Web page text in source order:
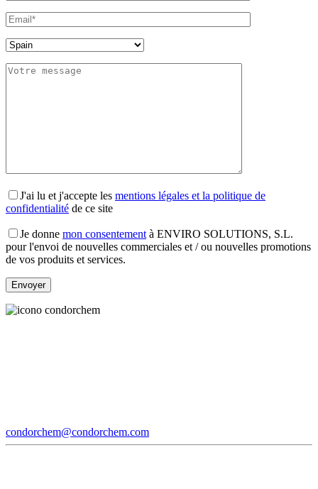
J'ai lu et j'accepte les mentions légales et la politique de
confidentialité de ce site
Je donne mon consentement à ENVIRO SOLUTIONS, S.L.
pour l'envoi de nouvelles commerciales et / ou nouvelles promotions
de vos produits et services.
condorchem@condorchem.com